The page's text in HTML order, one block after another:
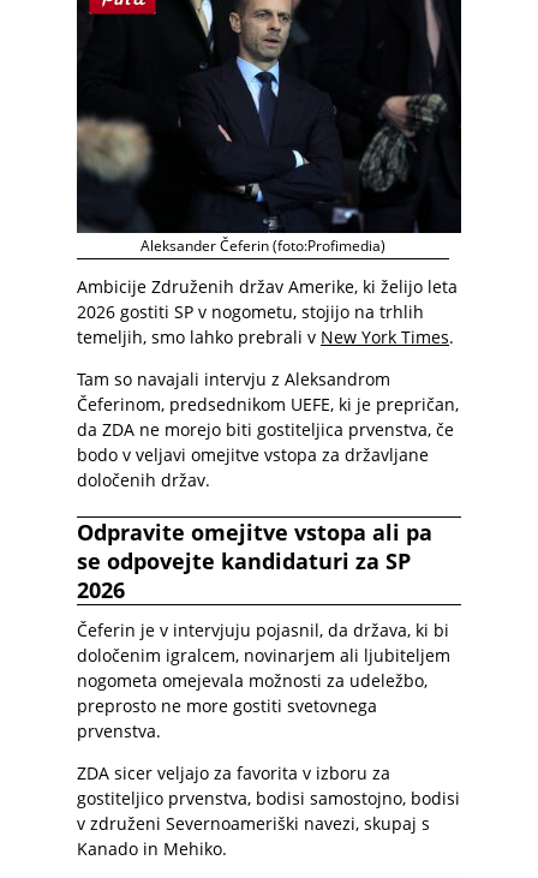
Aleksander Čeferin (foto:Profimedia)
Ambicije Združenih držav Amerike, ki želijo leta
2026 gostiti SP v nogometu, stojijo na trhlih
temeljih, smo lahko prebrali v New York Times.
Tam so navajali intervju z Aleksandrom
Čeferinom, predsednikom UEFE, ki je prepričan,
da ZDA ne morejo biti gostiteljica prvenstva, če
bodo v veljavi omejitve vstopa za državljane
določenih držav.
Odpravite omejitve vstopa ali pa
se odpovejte kandidaturi za SP
2026
Čeferin je v intervjuju pojasnil, da država, ki bi
določenim igralcem, novinarjem ali ljubiteljem
nogometa omejevala možnosti za udeležbo,
preprosto ne more gostiti svetovnega
prvenstva.
ZDA sicer veljajo za favorita v izboru za
gostiteljico prvenstva, bodisi samostojno, bodisi
v združeni Severnoameriški navezi, skupaj s
Kanado in Mehiko.